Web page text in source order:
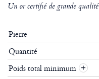
Un or certifié de grande qualité
Pierre
Quantité
Poids total minimum +